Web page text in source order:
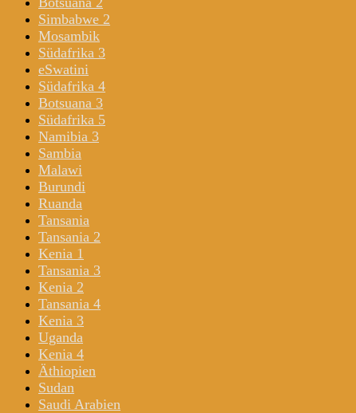
Simbabwe 2
Mosambik
Südafrika 3
eSwatini
Südafrika 4
Botsuana 3
Südafrika 5
Namibia 3
Sambia
Malawi
Burundi
Ruanda
Tansania
Tansania 2
Kenia 1
Tansania 3
Kenia 2
Tansania 4
Kenia 3
Uganda
Kenia 4
Äthiopien
Sudan
Saudi Arabien